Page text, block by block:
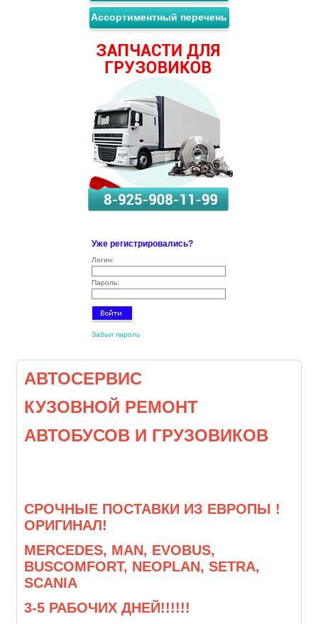
Ассортиментный перечень
Уже регистрировались?
Логин:
Пароль:
Забыл пароль
АВТОСЕРВИС
КУЗОВНОЙ РЕМОНТ
АВТОБУСОВ И ГРУЗОВИКОВ
СРОЧНЫЕ ПОСТАВКИ ИЗ ЕВРОПЫ !
ОРИГИНАЛ!
MERCEDES, MAN, EVOBUS,
BUSCOMFORT, NEOPLAN, SETRA,
SCANIA
3-5 РАБОЧИХ ДНЕЙ!!!!!!